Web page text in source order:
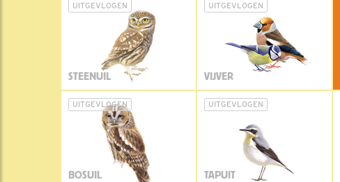
UITGEVLOGEN
STEENUIL
UITGEVLOGEN
VIJVER
UITGEVLOGEN
BOSUIL
UITGEVLOGEN
TAPUIT